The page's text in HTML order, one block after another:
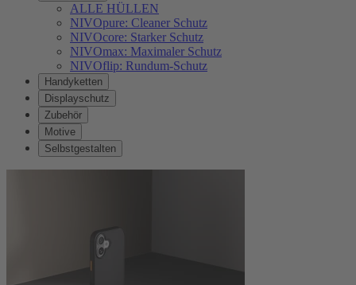
ALLE HÜLLEN
NIVOpure: Cleaner Schutz
NIVOcore: Starker Schutz
NIVOmax: Maximaler Schutz
NIVOflip: Rundum-Schutz
Handyketten
Displayschutz
Zubehör
Motive
Selbstgestalten